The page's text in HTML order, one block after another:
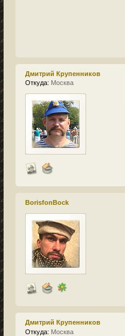
Дмитрий Крупенников
Откуда: Москва
BorisfonBock
Дмитрий Крупенников
Откуда: Москва